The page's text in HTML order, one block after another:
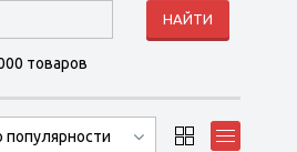
товаров
популярности